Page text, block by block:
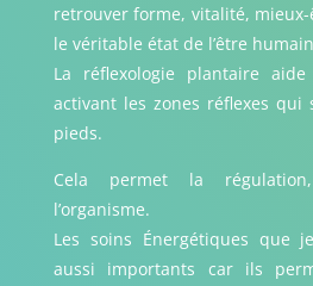
retrouver forme, vitalité,
le véritable état de l’être
La réflexologie plantaire
activant les zones réflexes qui
pieds.
Cela permet la
l’organisme.
Les soins Énergétiques que
aussi importants car ils